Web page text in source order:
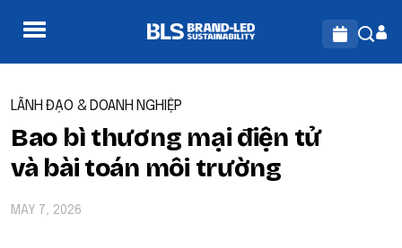
LÃNH ĐẠO & DOANH NGHIỆP
Bao bì thương mại điện tử
và bài toán môi trường
MAY 7, 2026